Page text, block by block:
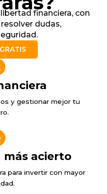
financiera, con
dudas,
y gestionar mejor tu
más acierto
para invertir con mayor